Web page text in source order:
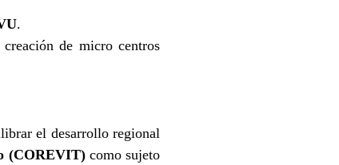
.
de micro centros
el desarrollo regional
(COREVIT)como sujeto